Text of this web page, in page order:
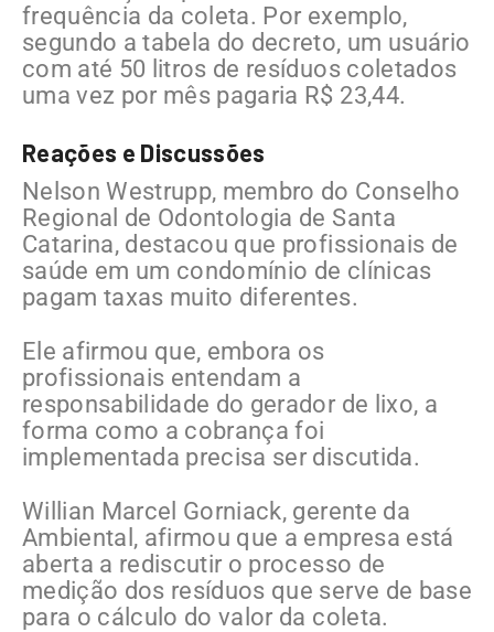
frequência da coleta. Por exemplo,
segundo a tabela do decreto, um usuário
com até 50 litros de resíduos coletados
uma vez por mês pagaria R$ 23,44.
Reações e Discussões
Nelson Westrupp, membro do Conselho
Regional de Odontologia de Santa
Catarina, destacou que profissionais de
saúde em um condomínio de clínicas
pagam taxas muito diferentes.
Ele afirmou que, embora os
profissionais entendam a
responsabilidade do gerador de lixo, a
forma como a cobrança foi
implementada precisa ser discutida.
Willian Marcel Gorniack, gerente da
Ambiental, afirmou que a empresa está
aberta a rediscutir o processo de
medição dos resíduos que serve de base
para o cálculo do valor da coleta.